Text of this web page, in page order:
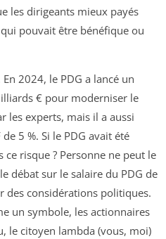
les dirigeants mieux payés
qui pouvait être bénéfique ou
2024, le PDG a lancé un
€ pour moderniser le
les experts, mais il a aussi
5 %. Si le PDG avait été
risque ? Personne ne peut le
débat sur le salaire du PDG de
des considérations politiques.
un symbole, les actionnaires
le citoyen lambda (vous, moi)